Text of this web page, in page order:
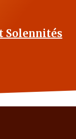
Solennités